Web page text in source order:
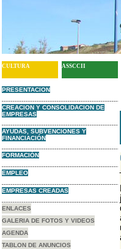
CULTURA ASSCCII
PRESENTACION
CREACION Y CONSOLIDACION DE
EMPRESAS
AYUDAS, SUBVENCIONES Y
FINANCIACIÓN
FORMACIÓN
EMPLEO
EMPRESAS CREADAS
ENLACES
GALERIA DE FOTOS Y VIDEOS
AGENDA
TABLON DE ANUNCIOS